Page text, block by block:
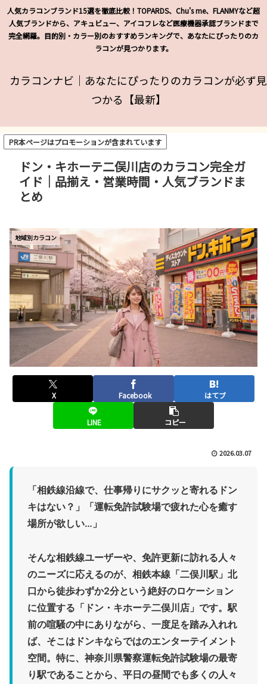
人気カラコンブランド15選を徹底比較！TOPARDS、Chu's me、FLANMYなど超
人気ブランドから、アキュビュー、アイコフレなど医療機器承認ブランドまで
完全網羅。目的別・カラー別のおすすめランキングで、あなたにぴったりのカ
ラコンが見つかります。
カラコンナビ｜あなたにぴったりのカラコンが必ず見
つかる【最新】
PR本ページはプロモーションが含まれています
ドン・キホーテ二俣川店のカラコン完全ガ
イド｜品揃え・営業時間・人気ブランドま
とめ
地域別カラコン
X Facebook はてブ
LINE コピー
2026.03.07
「相鉄線沿線で、仕事帰りにサクッと寄れるドン
キはない？」「運転免許試験場で疲れた心を癒す
場所が欲しい…」
そんな相鉄線ユーザーや、免許更新に訪れる人々
のニーズに応えるのが、相鉄本線「二俣川駅」北
口から徒歩わずか2分という絶好のロケーション
に位置する 「ドン・キホーテ二俣川店」 です。駅
前の喧騒の中にありながら、一度足を踏み入れれ
ば、そこはドンキならではのエンターテイメント
空間。特に、神奈川県警察運転免許試験場の最寄
り駅であることから、平日の昼間でも多くの人々